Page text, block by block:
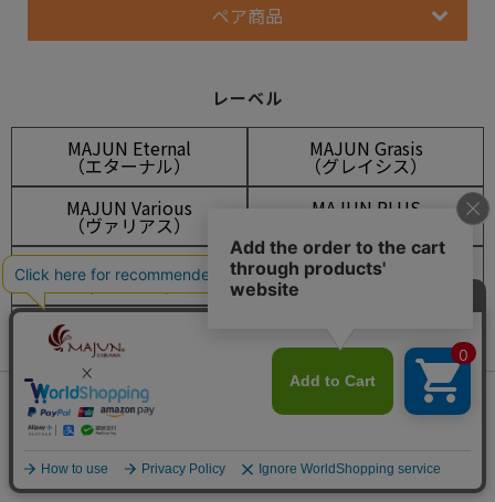
ペア商品
レーベル
MAJUN Eternal
（エターナル）
MAJUN Grasis
（グレイシス）
MAJUN Various
（ヴァリアス）
MAJUN PLUS
MAJUN OKINAWA
（オキナワ）
OCEAN BLUE
（オーシャンブルー）
（リーフグリーン）
（フラワーレッド）
SHISA WEAR
（シーサーウェア）
OUTLET
（アウトレット）
会員は468ポイント付与！
¥9,350税込